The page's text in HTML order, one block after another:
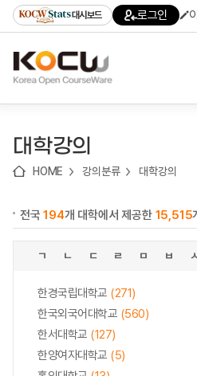
기
기
기
content)
가
대시보드 로그인
대학강의
HOME 강의분류 대학강의
전국194개 대학에서 제공한 15,515
ㄱ ㄴ ㄷ ㄹ ㅁ ㅂ
한경국립대학교 (271)
한국외국어대학교 (560)
한서대학교 (127)
한양여자대학교 (5)